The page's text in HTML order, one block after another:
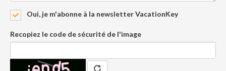
Oui, je m'abonne à la newsletter VacationKey
Recopiez le code de sécurité de l'image